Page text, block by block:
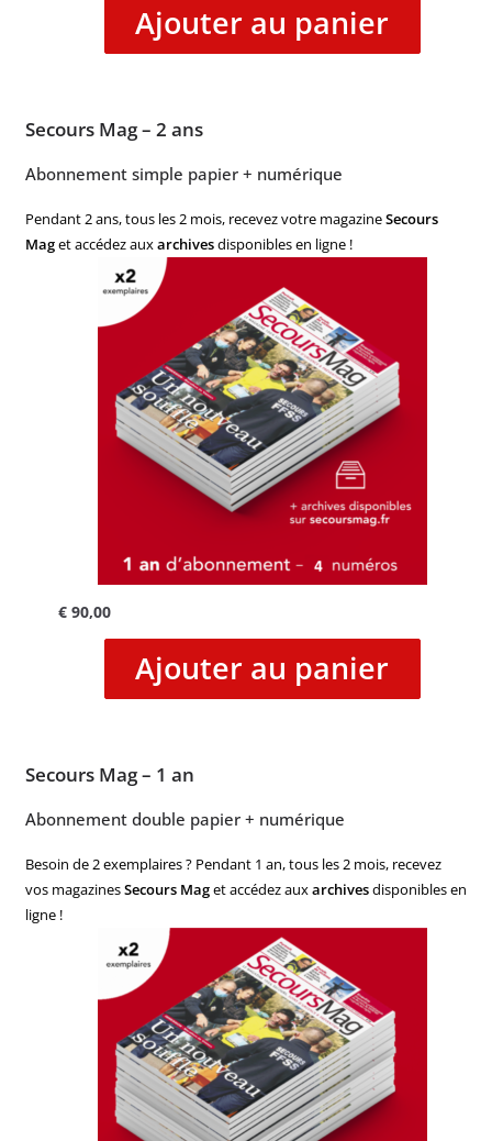
Ajouter au panier
Secours Mag – 2 ans
Abonnement simple papier + numérique
Pendant 2 ans, tous les 2 mois, recevez votre magazineSecours
Maget accédez auxarchivesdisponibles en ligne !
€90,00
Ajouter au panier
Secours Mag – 1 an
Abonnement double papier + numérique
Besoin de 2 exemplaires ? Pendant 1 an, tous les 2 mois, recevez
vos magazinesSecours Maget accédez auxarchivesdisponibles en
ligne !